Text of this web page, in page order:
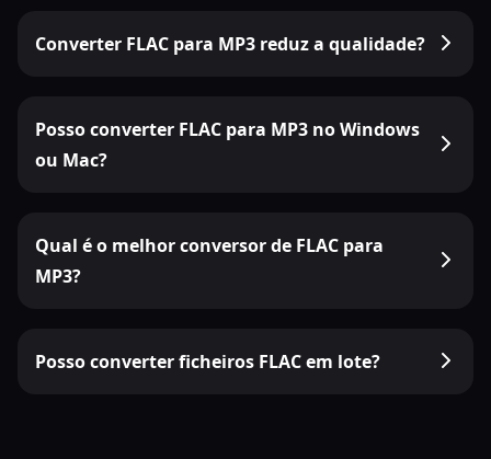
Converter FLAC para MP3 reduz a qualidade?
Posso converter FLAC para MP3 no Windows
ou Mac?
Qual é o melhor conversor de FLAC para
MP3?
Posso converter ficheiros FLAC em lote?